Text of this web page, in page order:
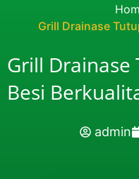
Grill Drainase
Grill Drainase
Besi
admin